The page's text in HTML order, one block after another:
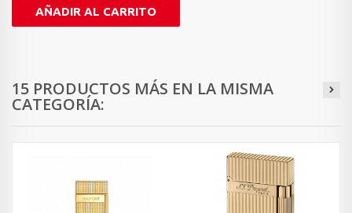
AÑADIR AL CARRITO
15 PRODUCTOS MÁS EN LA MISMA
CATEGORÍA: